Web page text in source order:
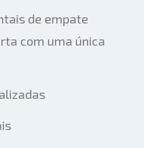
de empate
com uma única